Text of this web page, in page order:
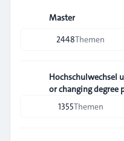
Master
2448Themen
Hochschulwechsel
or changing degree
1355Themen